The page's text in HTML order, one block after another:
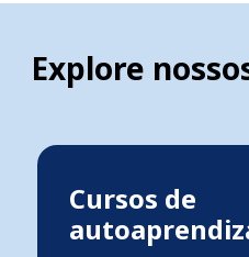
Explore
Cursos de